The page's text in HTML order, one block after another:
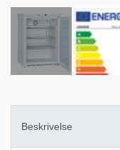
Beskrivelse